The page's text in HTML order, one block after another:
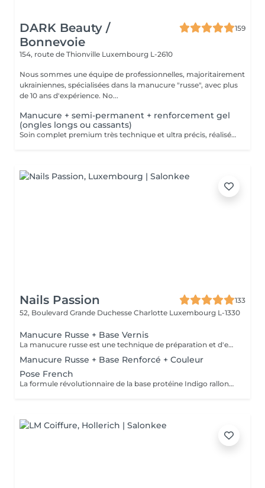
DARK Beauty /
Bonnevoie
159
154, route de Thionville Luxembourg L-2610
Nous sommes une équipe de professionnelles, majoritairement
ukrainiennes, spécialisées dans la manucure "russe", avec plus
de 10 ans d'expérience. No...
Manucure + semi-permanent + renforcement gel
(ongles longs ou cassants)
Soin complet premium très technique et ultra précis, réalisé principalement à la ponceuse afin d'obtenir un contour d'ongle parfaitement net et une application du vernis au plus près, voire légèrement sous la cuticule. Cette technique permet de retarder visuellement la repousse d'environ 10 jours. Résultat visuel : -Ongles extrêmement soignés, contours nets, forme impeccable -Effet Instagram / photo studio : propre, précis, sans petites peaux apparentes Nous incluons un renforcement en gel, fortement conseillé pour les ongles longs, fragiles ou cassants. Une solution idéale pour des ongles impeccables et durables : -Tenue moyenne : Jusqu'à 4 semaines !!!! Contenu de la prestation 95 € : -Dépose de l'ancien vernis semi-permanent et/ou gel (si nécessaire, déjà incluse dans ce prix/service) -Préparation très minutieuse de la plaque de l'ongle -Élimination des peaux mortes -Mise en forme et limage des ongles -Traitement délicat des cuticules -Renforcement en gel -Correction de la forme de l'ongle -Application du vernis semi-permanent -Application d'huile pour cuticules et de crème pour les mains Optionnel : -Prix par ongle pour extension jusqu'à 5 ongles (réservez svp "AVEC décoration simple" dans ce cas) +3€ par ongle -Prix par ongle pour décoration jusqu'à 5 ongles (réservez svp "AVEC décoration simple" dans ce cas) +3€ par ongle -Prix pour décoration simple (French, Chrome, Baby Boomer, Cat Eyes, Stickers, Foil) 6-10 ongles -> +20€ -Prix pour décoration complexe (3D, Dessins à la mains, Stamping, French avec Chrome, Baby Boomer avec Chrome, French avec Cat Eyes) 6-10 ongles -> +30€
Nails Passion
133
52, Boulevard Grande Duchesse Charlotte Luxembourg L-1330
Manucure Russe + Base Vernis
La manucure russe est une technique de préparation et d'embellissement aussi précise qu'efficace, qui consiste à arranger et sculpter délicatement le contour de l'ongle à l'aide d'outils de précision spécialisés. Esthétique mais aussi pratique, ce travail à la base de l'ongle offre un résultat lisse et net : des contours parfaitement définis, des cuticules durablement éliminées, un gain de longueur... En bref, un aspect soigné pour résultat irréprochable. La formule révolutionnaire de la base protéine Indigo rallonge les ongles, les renforcent naturellement et répare les cassures. Le résultat ? De longs ongles fortifiés qui ne se fendent pas, un véritable soin précieux.
Manucure Russe + Base Renforcé + Couleur
Pose French
La formule révolutionnaire de la base protéine Indigo rallonge les ongles, les renforcent naturellement et répare les cassures. Le résultat ? De longs ongles fortifiés qui ne se fendent pas, un véritable soin précieux.